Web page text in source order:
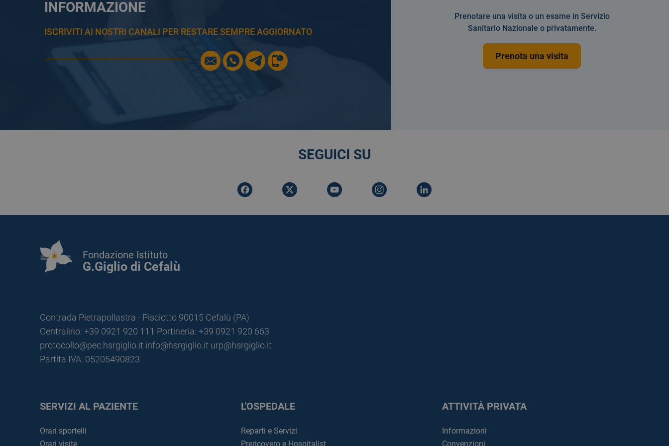
INFORMAZIONE
ISCRIVITI AI NOSTRI CANALI PER RESTARE SEMPRE AGGIORNATO
Prenotare una visita o un esame in Servizio
Sanitario Nazionale o privatamente.
Prenota una visita
SEGUICI SU
Fondazione Istituto
G.Giglio di Cefalù
Contrada Pietrapollastra - Pisciotto 90015 Cefalù (PA)
Centralino: +39 0921 920 111 Portineria: +39 0921 920 663
protocollo@pec.hsrgiglio.it info@hsrgiglio.it urp@hsrgiglio.it
Partita IVA: 05205490823
SERVIZI AL PAZIENTE
Orari sportelli
Orari visite
L'OSPEDALE
Reparti e Servizi
Prericovero e Hospitalist
ATTIVITÀ PRIVATA
Informazioni
Convenzioni